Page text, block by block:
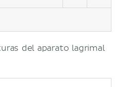
del aparato lagrimal